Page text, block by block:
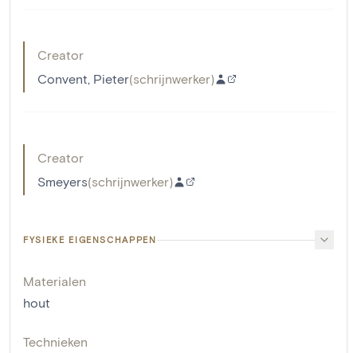
Creator
Convent, Pieter(schrijnwerker)
Creator
Smeyers(schrijnwerker)
FYSIEKE EIGENSCHAPPEN
Materialen
hout
Technieken